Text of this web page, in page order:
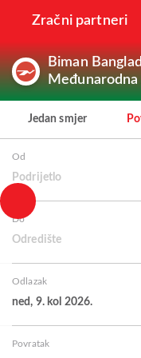
Zračni partneri
Biman
Međunarodna
Jedan smjer
Od
Podrijetlo
Do
Odredište
Odlazak
ned, 9. kol 2026.
Povratak